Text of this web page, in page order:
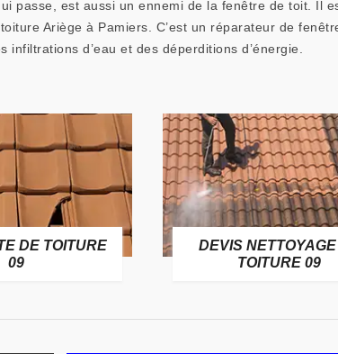
passe, est aussi un ennemi de la fenêtre de toit. Il
Ariège à Pamiers. C’est un réparateur de
d’eau et des déperditions d’énergie.
DE TOITURE
09
DEVIS
TOITURE 09